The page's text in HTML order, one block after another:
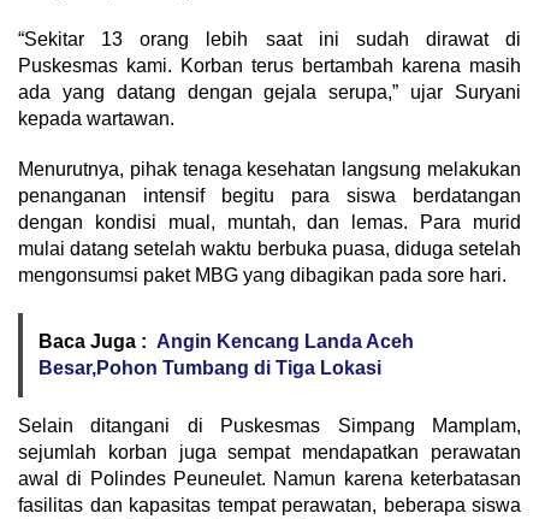
“Sekitar 13 orang lebih saat ini sudah dirawat di
Puskesmas kami. Korban terus bertambah karena masih
ada yang datang dengan gejala serupa,” ujar Suryani
kepada wartawan.
Menurutnya, pihak tenaga kesehatan langsung melakukan
penanganan intensif begitu para siswa berdatangan
dengan kondisi mual, muntah, dan lemas. Para murid
mulai datang setelah waktu berbuka puasa, diduga setelah
mengonsumsi paket MBG yang dibagikan pada sore hari.
Baca Juga : Angin Kencang Landa Aceh
Besar,Pohon Tumbang di Tiga Lokasi
Selain ditangani di Puskesmas Simpang Mamplam,
sejumlah korban juga sempat mendapatkan perawatan
awal di Polindes Peuneulet. Namun karena keterbatasan
fasilitas dan kapasitas tempat perawatan, beberapa siswa